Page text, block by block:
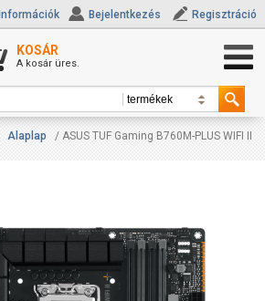
Információk Bejelentkezés Regisztráció
KOSÁR
A kosár üres.
Alaplap / ASUS TUF Gaming B760M-PLUS WIFI II